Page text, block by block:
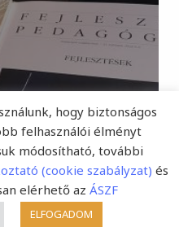
33.
4–6.
Megjelent és az
hogy biztonságos
felhasználói élményt
módosítható, további
(cookie szabályzat) és
elérhető az ÁSZF
ELFOGADOM